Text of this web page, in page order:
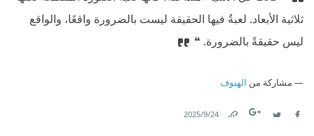
ثلاثية الأبعاد. لعبةٌ فيها الحقيقة ليست بالضرورة واقعًا، والواقع
ليس حقيقةً بالضرورة. ❝
مشاركة من الهنوف
24‏/9‏/2025